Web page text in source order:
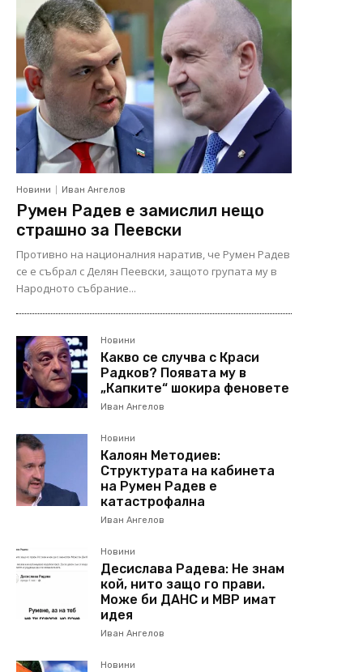
Новини Иван Ангелов
Румен Радев е замислил нещо
страшно за Пеевски
Противно на националния наратив, че Румен Радев
се е събрал с Делян Пеевски, защото групата му в
Народното събрание...
Новини
Какво се случва с Краси
Радков? Появата му в
„Капките“ шокира феновете
Иван Ангелов
Новини
Калоян Методиев:
Структурата на кабинета
на Румен Радев е
катастрофална
Иван Ангелов
Новини
Десислава Радева: Не знам
кой, нито защо го прави.
Може би ДАНС и МВР имат
идея
Иван Ангелов
Новини